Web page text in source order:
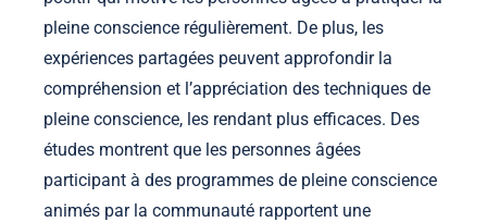
pleine conscience régulièrement. De plus, les
expériences partagées peuvent approfondir la
compréhension et l’appréciation des techniques de
pleine conscience, les rendant plus efficaces. Des
études montrent que les personnes âgées
participant à des programmes de pleine conscience
animés par la communauté rapportent une